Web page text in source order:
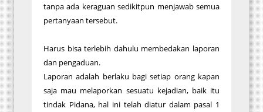
tanpa ada keraguan sedikitpun menjawab semua
pertanyaan tersebut.
Harus bisa terlebih dahulu membedakan laporan
dan pengaduan.
Laporan adalah berlaku bagi setiap orang kapan
saja mau melaporkan sesuatu kejadian, baik itu
tindak Pidana, hal ini telah diatur dalam pasal 1